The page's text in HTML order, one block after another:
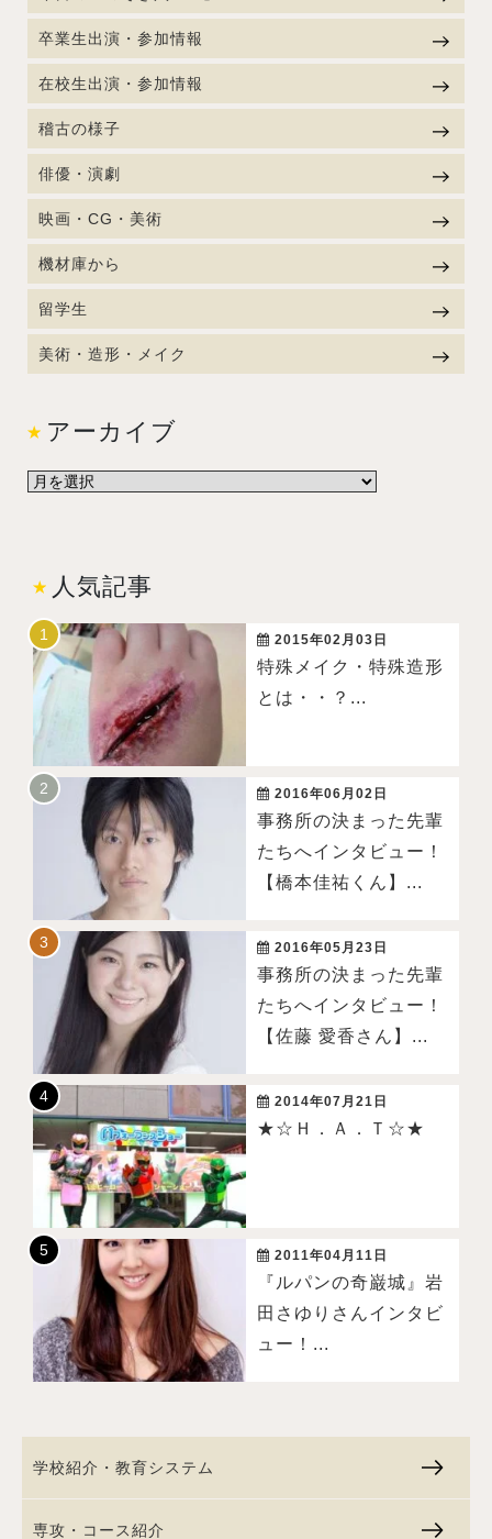
卒業生出演・参加情報
在校生出演・参加情報
稽古の様子
俳優・演劇
映画・CG・美術
機材庫から
留学生
美術・造形・メイク
アーカイブ
人気記事
2015年02月03日
特殊メイク・特殊造形
とは・・？...
2016年06月02日
事務所の決まった先輩
たちへインタビュー！
【橋本佳祐くん】...
2016年05月23日
事務所の決まった先輩
たちへインタビュー！
【佐藤 愛香さん】...
2014年07月21日
★☆Ｈ．Ａ．Ｔ☆★
2011年04月11日
『ルパンの奇巌城』岩
田さゆりさんインタビ
ュー！...
学校紹介・教育システム
専攻・コース紹介